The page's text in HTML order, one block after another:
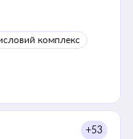
комплекс
+53